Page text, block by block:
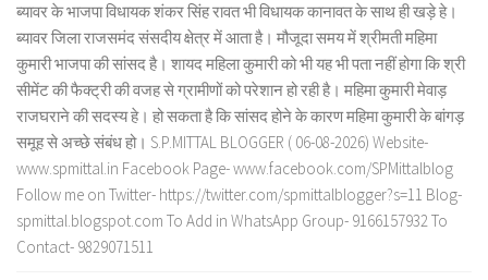
ब्यावर के भाजपा विधायक शंकर सिंह रावत भी विधायक कानावत के साथ ही खड़े हे।
ब्यावर जिला राजसमंद संसदीय क्षेत्र में आता है। मौजूदा समय में श्रीमती महिमा
कुमारी भाजपा की सांसद है। शायद महिला कुमारी को भी यह भी पता नहीं होगा कि श्री
सीमेंट की फैक्ट्री की वजह से ग्रामीणों को परेशान हो रही है। महिमा कुमारी मेवाड़
राजघराने की सदस्य हे। हो सकता है कि सांसद होने के कारण महिमा कुमारी के बांगड़
समूह से अच्छे संबंध हो। S.P.MITTAL BLOGGER ( 06-08-2026) Website-
www.spmittal.in Facebook Page- www.facebook.com/SPMittalblog
Follow me on Twitter- https://twitter.com/spmittalblogger?s=11 Blog-
spmittal.blogspot.com To Add in WhatsApp Group- 9166157932 To
Contact- 9829071511